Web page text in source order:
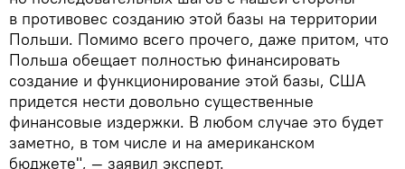
в противовес созданию этой базы на территории
Польши. Помимо всего прочего, даже притом, что
Польша обещает полностью финансировать
создание и функционирование этой базы, США
придется нести довольно существенные
финансовые издержки. В любом случае это будет
заметно, в том числе и на американском
бюджете", — заявил эксперт.